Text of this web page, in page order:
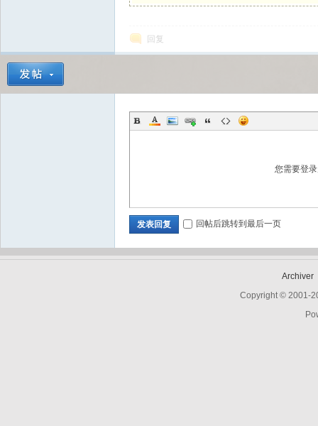
回复
您需要登
发表回复 回帖后跳转到最后一页
Archiver
Copyright © 2001-